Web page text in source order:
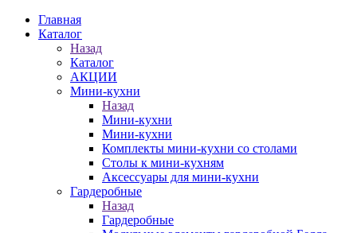
Главная
Каталог
Назад
Каталог
АКЦИИ
Мини-кухни
Назад
Мини-кухни
Мини-кухни
Комплекты мини-кухни со столами
Столы к мини-кухням
Аксессуары для мини-кухни
Гардеробные
Назад
Гардеробные